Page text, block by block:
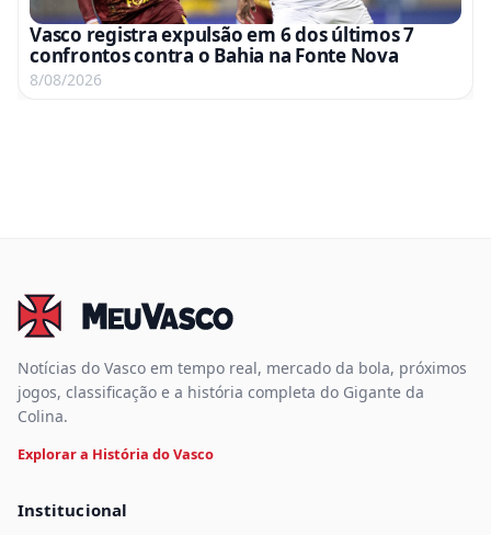
Vasco registra expulsão em 6 dos últimos 7
confrontos contra o Bahia na Fonte Nova
8/08/2026
Notícias do Vasco em tempo real, mercado da bola, próximos
jogos, classificação e a história completa do Gigante da
Colina.
Explorar a História do Vasco
Institucional